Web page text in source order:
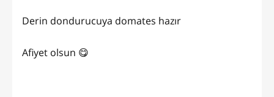
Derin dondurucuya domates hazır
Afiyet olsun 😋